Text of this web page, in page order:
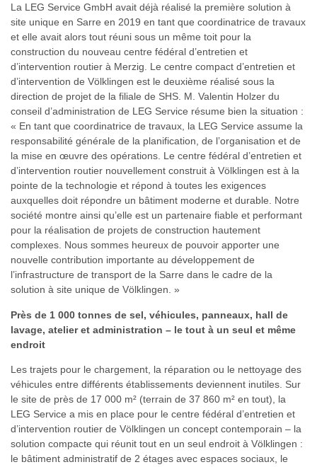
La LEG Service GmbH avait déjà réalisé la première solution à
site unique en Sarre en 2019 en tant que coordinatrice de travaux
et elle avait alors tout réuni sous un même toit pour la
construction du nouveau centre fédéral d’entretien et
d’intervention routier à Merzig. Le centre compact d’entretien et
d’intervention de Völklingen est le deuxième réalisé sous la
direction de projet de la filiale de SHS. M. Valentin Holzer du
conseil d’administration de LEG Service résume bien la situation :
« En tant que coordinatrice de travaux, la LEG Service assume la
responsabilité générale de la planification, de l’organisation et de
la mise en œuvre des opérations. Le centre fédéral d’entretien et
d’intervention routier nouvellement construit à Völklingen est à la
pointe de la technologie et répond à toutes les exigences
auxquelles doit répondre un bâtiment moderne et durable. Notre
société montre ainsi qu’elle est un partenaire fiable et performant
pour la réalisation de projets de construction hautement
complexes. Nous sommes heureux de pouvoir apporter une
nouvelle contribution importante au développement de
l’infrastructure de transport de la Sarre dans le cadre de la
solution à site unique de Völklingen. »
Près de 1 000 tonnes de sel, véhicules, panneaux, hall de
lavage, atelier et administration – le tout à un seul et même
endroit
Les trajets pour le chargement, la réparation ou le nettoyage des
véhicules entre différents établissements deviennent inutiles. Sur
le site de près de 17 000 m² (terrain de 37 860 m² en tout), la
LEG Service a mis en place pour le centre fédéral d’entretien et
d’intervention routier de Völklingen un concept contemporain – la
solution compacte qui réunit tout en un seul endroit à Völklingen :
le bâtiment administratif de 2 étages avec espaces sociaux, le